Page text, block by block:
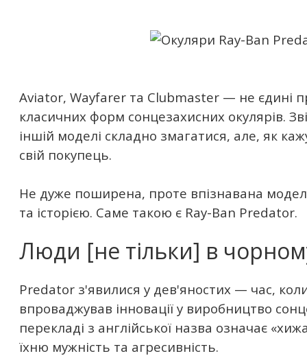
Aviator, Wayfarer та Clubmaster — не єдині
класичних форм сонцезахисних окулярів.
іншій моделі складно змагатися, але, як
свій покупець.
Не дуже поширена, проте впізнавана
та історією. Саме такою є Ray-Ban Predator.
Люди [не тільки] в
Predator з'явилися у дев'яностих — час,
впроваджував інновації у виробництво
перекладі з англійської назва означає
їхню мужність та агресивність.